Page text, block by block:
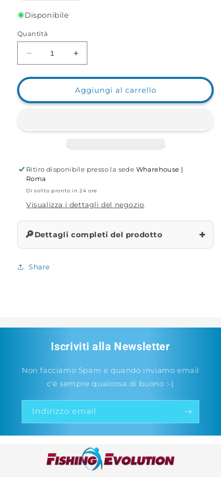
Disponibile
Quantità
Diminuisci
quantità
per
Bait
Fluo
Aumenta
quantità
per
Golden
Bait
Fluo
Aggiungi al carrello
Ritiro disponibile presso la sede Wharehouse |
Roma
Di solito pronto in 24 ore
Visualizza i dettagli del negozio
🔎Dettagli completi del prodotto +
Share
Iscriviti alla Newsletter
Non facciamo Spam e quando inviamo email
c'è sempre qualcosa di buono :-)
Indirizzo email